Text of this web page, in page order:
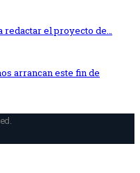
redactar el proyecto de…
arrancan este fin de